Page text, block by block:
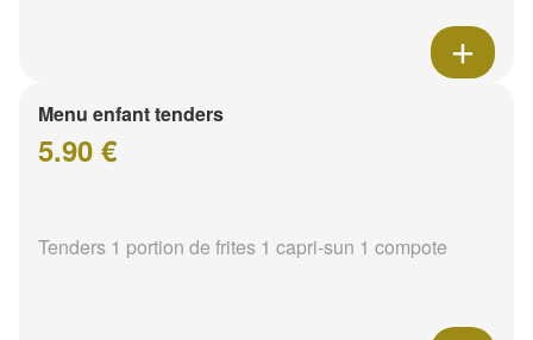
Menu enfant tenders
5.90 €
Tenders 1 portion de frites 1 capri-sun 1 compote